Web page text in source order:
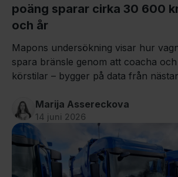
poäng sparar cirka 30 600
och år
Mapons undersökning visar hur
spara bränsle genom att coacha
körstilar – bygger på data från
Marija Assereckova
14 juni 2026